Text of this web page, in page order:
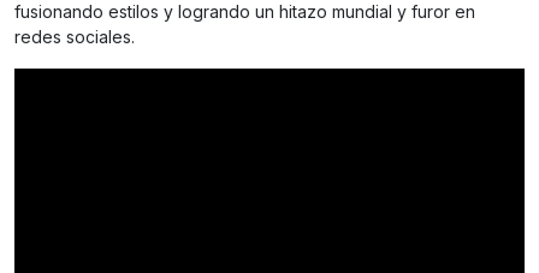
fusionando estilos y logrando un hitazo mundial y furor en
redes sociales.